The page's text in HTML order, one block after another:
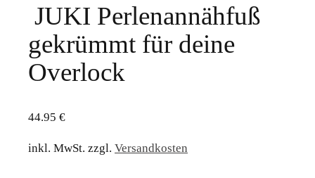
JUKI Perlenannähfuß
gekrümmt für deine
Overlock
44.95 €
inkl. MwSt. zzgl. Versandkosten